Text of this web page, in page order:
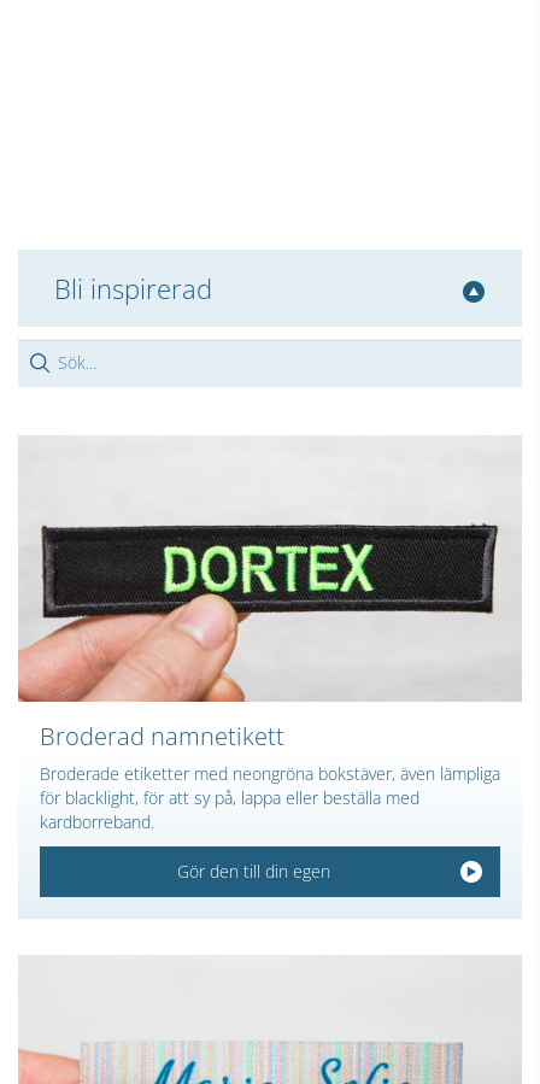
Bli inspirerad
Broderad namnetikett
Broderade etiketter med neongröna bokstäver, även lämpliga
för blacklight, för att sy på, lappa eller beställa med
kardborreband.
Gör den till din egen